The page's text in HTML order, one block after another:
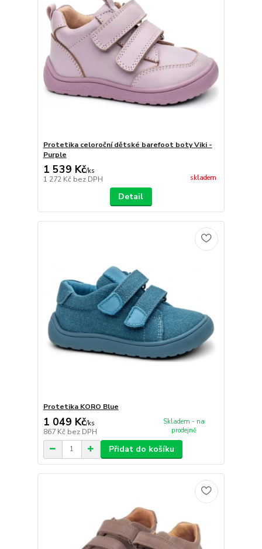
Protetika celoroční dětské barefoot boty Viki -
Purple
1 539 Kč/ks
1 272 Kč bez DPH skladem
Detail
Protetika KORO Blue
1 049 Kč/ks
867 Kč bez DPH
Skladem - na
prodejně
Přidat do košíku